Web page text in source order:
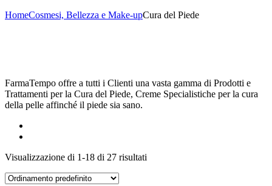
HomeCosmesi, Bellezza e Make-upCura del Piede
FarmaTempo offre a tutti i Clienti una vasta gamma di Prodotti e
Trattamenti per la Cura del Piede, Creme Specialistiche per la cura
della pelle affinché il piede sia sano.
Visualizzazione di 1-18 di 27 risultati